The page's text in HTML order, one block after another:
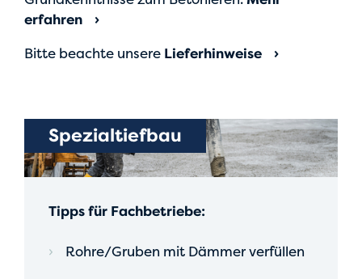
erfahren
Bitte beachte unsere Lieferhinweise
Spezialtiefbau
Tipps für Fachbetriebe:
Rohre/Gruben mit Dämmer verfüllen